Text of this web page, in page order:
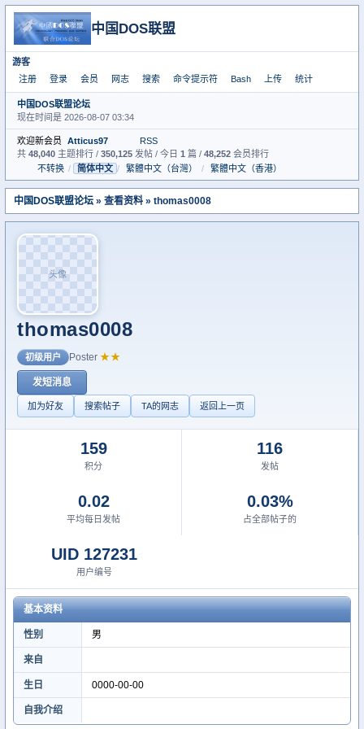
中国DOS联盟
游客
注册
登录 会员 网志 搜索 命令提示符 Bash 上传 统计
中国DOS联盟论坛
现在时间是 2026-08-07 03:34
欢迎新会员 Atticus97
RSS
共 48,040 主题排行 / 350,125 发帖 / 今日 1 篇 / 48,252 会员排行
不转换 / 简体中文 / 繁體中文（台灣） / 繁體中文（香港）
中国DOS联盟论坛 » 查看资料 » thomas0008
头像
thomas0008
初级用户 Poster ★★
发短消息
加为好友 搜索帖子 TA的网志 返回上一页
159
积分
116
发帖
0.02
平均每日发帖
0.03%
占全部帖子的
UID 127231
用户编号
基本资料
性别 男
来自
生日 0000-00-00
自我介绍